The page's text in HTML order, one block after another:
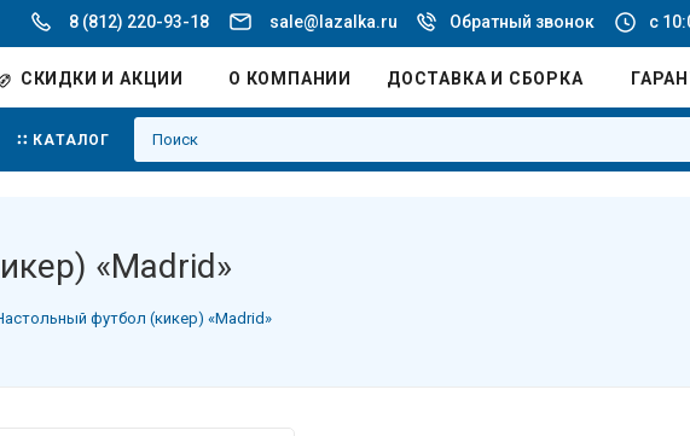
8 (812) 220-93-18 sale@lazalka.ru Обратный звонок с
СКИДКИ И АКЦИИ О КОМПАНИИ ДОСТАВКА И СБОРКА
КАТАЛОГ
«Madrid»
футбол (кикер) «Madrid»